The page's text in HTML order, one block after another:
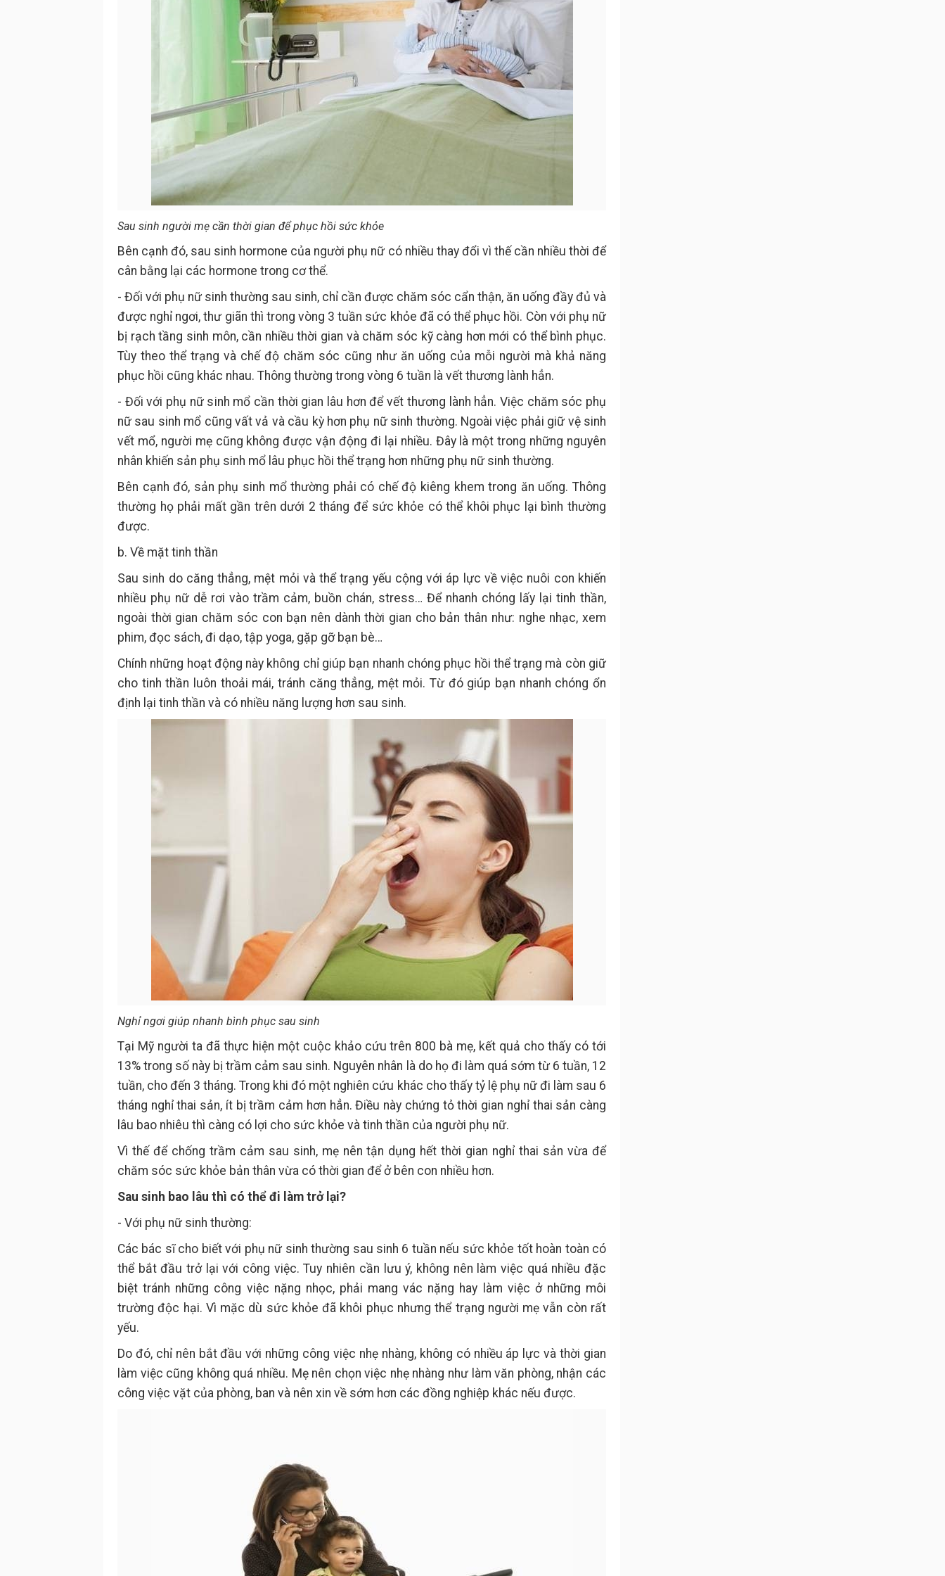
Sau sinh người mẹ cần thời gian để phục hồi sức khỏe
Bên cạnh đó, sau sinh hormone của người phụ nữ có nhiều thay đổi vì thế cần nhiều thời để
cân bằng lại các hormone trong cơ thể.
- Đối với phụ nữ sinh thường sau sinh, chỉ cần được chăm sóc cẩn thận, ăn uống đầy đủ và
được nghỉ ngơi, thư giãn thì trong vòng 3 tuần sức khỏe đã có thể phục hồi. Còn với phụ nữ
bị rạch tầng sinh môn, cần nhiều thời gian và chăm sóc kỹ càng hơn mới có thể bình phục.
Tùy theo thể trạng và chế độ chăm sóc cũng như ăn uống của mỗi người mà khả năng
phục hồi cũng khác nhau. Thông thường trong vòng 6 tuần là vết thương lành hẳn.
- Đối với phụ nữ sinh mổ cần thời gian lâu hơn để vết thương lành hẳn. Việc chăm sóc phụ
nữ sau sinh mổ cũng vất vả và cầu kỳ hơn phụ nữ sinh thường. Ngoài việc phải giữ vệ sinh
vết mổ, người mẹ cũng không được vận động đi lại nhiều. Đây là một trong những nguyên
nhân khiến sản phụ sinh mổ lâu phục hồi thể trạng hơn những phụ nữ sinh thường.
Bên cạnh đó, sản phụ sinh mổ thường phải có chế độ kiêng khem trong ăn uống. Thông
thường họ phải mất gần trên dưới 2 tháng để sức khỏe có thể khôi phục lại bình thường
được.
b. Về mặt tinh thần
Sau sinh do căng thẳng, mệt mỏi và thể trạng yếu cộng với áp lực về việc nuôi con khiến
nhiều phụ nữ dễ rơi vào trầm cảm, buồn chán, stress… Để nhanh chóng lấy lại tinh thần,
ngoài thời gian chăm sóc con bạn nên dành thời gian cho bản thân như: nghe nhạc, xem
phim, đọc sách, đi dạo, tập yoga, gặp gỡ bạn bè…
Chính những hoạt động này không chỉ giúp bạn nhanh chóng phục hồi thể trạng mà còn giữ
cho tinh thần luôn thoải mái, tránh căng thẳng, mệt mỏi. Từ đó giúp bạn nhanh chóng ổn
định lại tinh thần và có nhiều năng lượng hơn sau sinh.
Nghỉ ngơi giúp nhanh bình phục sau sinh
Tại Mỹ người ta đã thực hiện một cuộc khảo cứu trên 800 bà mẹ, kết quả cho thấy có tới
13% trong số này bị trầm cảm sau sinh. Nguyên nhân là do họ đi làm quá sớm từ 6 tuần, 12
tuần, cho đến 3 tháng. Trong khi đó một nghiên cứu khác cho thấy tỷ lệ phụ nữ đi làm sau 6
tháng nghỉ thai sản, ít bị trầm cảm hơn hẳn. Điều này chứng tỏ thời gian nghỉ thai sản càng
lâu bao nhiêu thì càng có lợi cho sức khỏe và tinh thần của người phụ nữ.
Vì thế để chống trầm cảm sau sinh, mẹ nên tận dụng hết thời gian nghỉ thai sản vừa để
chăm sóc sức khỏe bản thân vừa có thời gian để ở bên con nhiều hơn.
Sau sinh bao lâu thì có thể đi làm trở lại?
- Với phụ nữ sinh thường:
Các bác sĩ cho biết với phụ nữ sinh thường sau sinh 6 tuần nếu sức khỏe tốt hoàn toàn có
thể bắt đầu trở lại với công việc. Tuy nhiên cần lưu ý, không nên làm việc quá nhiều đặc
biệt tránh những công việc nặng nhọc, phải mang vác nặng hay làm việc ở những môi
trường độc hại. Vì mặc dù sức khỏe đã khôi phục nhưng thể trạng người mẹ vẫn còn rất
yếu.
Do đó, chỉ nên bắt đầu với những công việc nhẹ nhàng, không có nhiều áp lực và thời gian
làm việc cũng không quá nhiều. Mẹ nên chọn việc nhẹ nhàng như làm văn phòng, nhận các
công việc vặt của phòng, ban và nên xin về sớm hơn các đồng nghiệp khác nếu được.